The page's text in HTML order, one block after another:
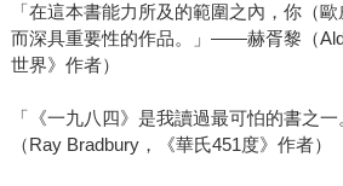
「在這本書能力所及的範圍之內，你（
而深具重要性的作品。」――赫胥黎（
世界》作者）
「《一九八四》是我讀過最可怕的書之
（Ray Bradbury，《華氏451度》作者）